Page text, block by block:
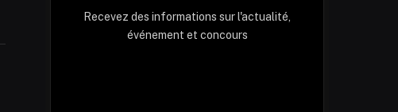
Recevez des informations sur l'actualité,
événement et concours